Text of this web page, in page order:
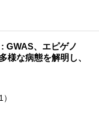
GWAS、エピゲノ
様な病態を解明し、